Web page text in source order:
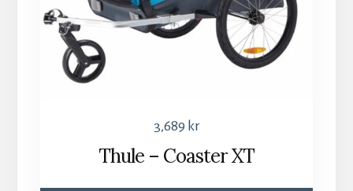
3,689 kr
Thule – Coaster XT